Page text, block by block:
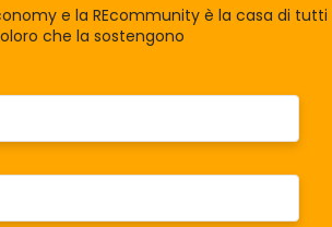
e la REcommunity è la casa di tutti
che la sostengono